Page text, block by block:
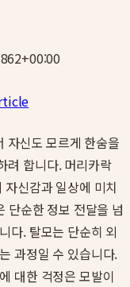
자신도 모르게 한숨을
려 합니다. 머리카락
신감과 일상에 미치
단순한 정보 전달을 넘
다. 탈모는 단순히 외
과정일 수 있습니다.
대한 걱정은 모발이